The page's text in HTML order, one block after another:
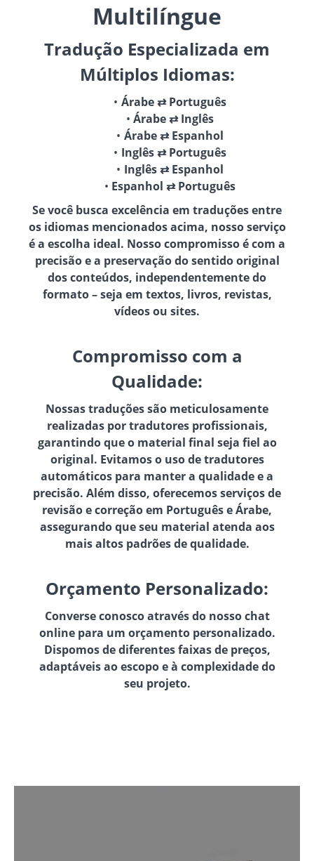
Multilíngue
Tradução Especializada em
Múltiplos Idiomas:
Árabe ⇄ Português
Árabe ⇄ Inglês
Árabe ⇄ Espanhol
Inglês ⇄ Português
Inglês ⇄ Espanhol
Espanhol ⇄ Português
Se você busca excelência em traduções entre
os idiomas mencionados acima, nosso serviço
é a escolha ideal. Nosso compromisso é com a
precisão e a preservação do sentido original
dos conteúdos, independentemente do
formato – seja em textos, livros, revistas,
vídeos ou sites.
Compromisso com a
Qualidade:
Nossas traduções são meticulosamente
realizadas por tradutores profissionais,
garantindo que o material final seja fiel ao
original. Evitamos o uso de tradutores
automáticos para manter a qualidade e a
precisão. Além disso, oferecemos serviços de
revisão e correção em Português e Árabe,
assegurando que seu material atenda aos
mais altos padrões de qualidade.
Orçamento Personalizado:
Converse conosco através do nosso chat
online para um orçamento personalizado.
Dispomos de diferentes faixas de preços,
adaptáveis ao escopo e à complexidade do
seu projeto.